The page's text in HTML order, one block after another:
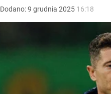
Dodano:9 grudnia 2025 16:18